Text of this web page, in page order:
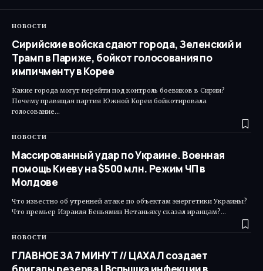
НОВОСТИ
Сирийские войска сдают города, Зеленский и
Трамп в Париже, бойкот голосования по
импичменту в Корее
Какие города могут перейти под контроль боевиков в Сирии?
Почему правящая партия Южной Кореи бойкотировала
голосование…
НОВОСТИ
Массированный удар по Украине. Военная
помощь Киеву на $500 млн. Режим ЧП в
Молдове
Что известно об утренней атаке по объектам энергетики Украины?
Что премьер Израиля Беньямин Нетаньяху сказал иранцам?…
НОВОСТИ
ГЛАВНОЕ ЗА 7 МИНУТ // ЦАХАЛ создает